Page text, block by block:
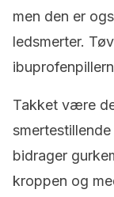
men den er
ledsmerter.
Takket være
bidrager
kroppen og